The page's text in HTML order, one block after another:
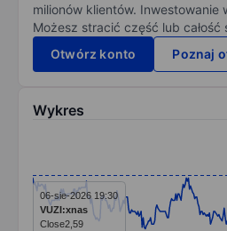
milionów klientów. Inwestowanie
Możesz stracić część lub całość
Otwórz konto
Poznaj
Wykres
Line chart with 297 data
The chart has 1 X axis
The chart has 1 Y axis
06-sie-2026 19:30
VUZI:xnas
Close2,59